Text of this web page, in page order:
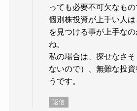
っても必要不可欠なもの
個別株投資が上手い人
を見つける事が上手な
ね。
私の場合は、探せなさそ
ないので）、無難な投
うです。
返信